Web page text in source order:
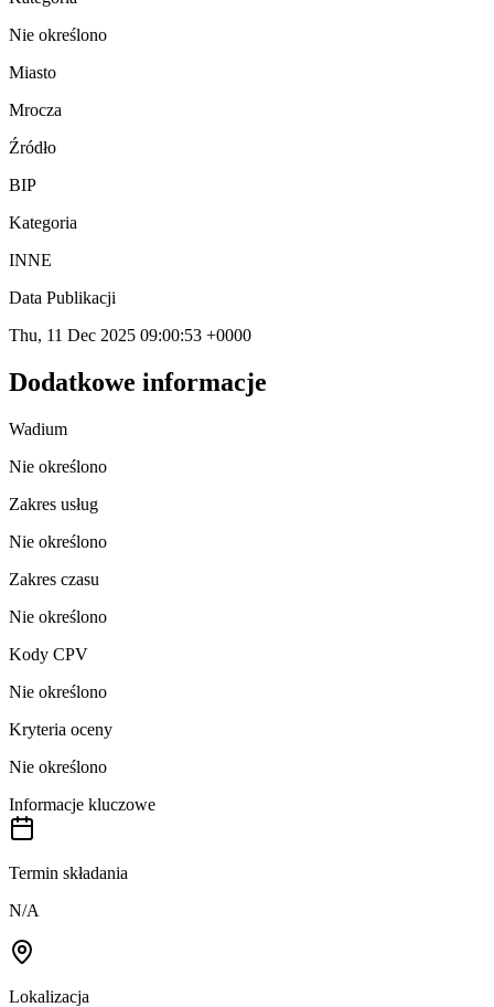
Nie określono
Miasto
Mrocza
Źródło
BIP
Kategoria
INNE
Data Publikacji
Thu, 11 Dec 2025 09:00:53 +0000
Dodatkowe informacje
Wadium
Nie określono
Zakres usług
Nie określono
Zakres czasu
Nie określono
Kody CPV
Nie określono
Kryteria oceny
Nie określono
Informacje kluczowe
Termin składania
N/A
Lokalizacja